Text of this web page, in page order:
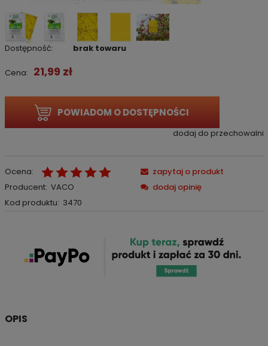
Dostępność: brak towaru
Cena: 21,99 zł
POWIADOM O DOSTĘPNOŚCI
dodaj do przechowalni
Ocena:
Producent: VACO
Kod produktu: 3470
zapytaj o produkt
dodaj opinię
OPIS